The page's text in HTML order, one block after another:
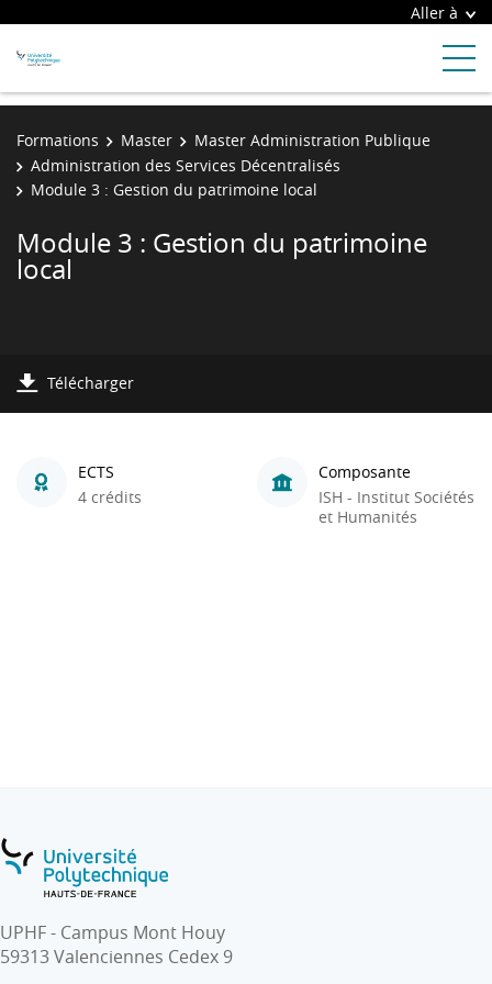
Aller à
Formations Master
Master Administration Publique
Administration des Services Décentralisés
Module 3 : Gestion du patrimoine local
Module 3 : Gestion du patrimoine
local
Télécharger
ECTS
4 crédits
Composante
ISH - Institut Sociétés
et Humanités
UPHF - Campus Mont Houy
59313 Valenciennes Cedex 9